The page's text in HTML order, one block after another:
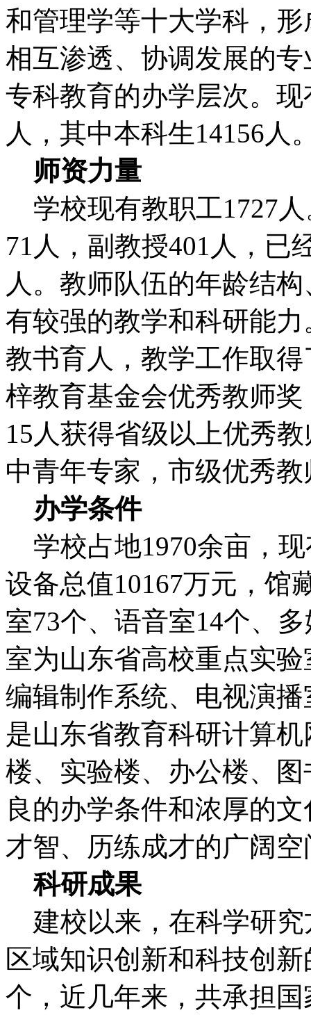
和管理学等十大学科，
相互渗透、协调发展的
专科教育的办学层次。
人，其中本科生14156人
师资力量
学校现有教职工1727
71人，副教授401人，已
人。教师队伍的年龄结
有较强的教学和科研能
教书育人，教学工作取
梓教育基金会优秀教师
15人获得省级以上优秀
中青年专家，市级优秀
办学条件
学校占地1970余亩，
设备总值10167万元，馆
室73个、语音室14个、
室为山东省高校重点实
编辑制作系统、电视演
是山东省教育科研计算
楼、实验楼、办公楼、
良的办学条件和浓厚的
才智、历练成才的广阔空
科研成果
建校以来，在科学研究
区域知识创新和科技创
个，近几年来，共承担